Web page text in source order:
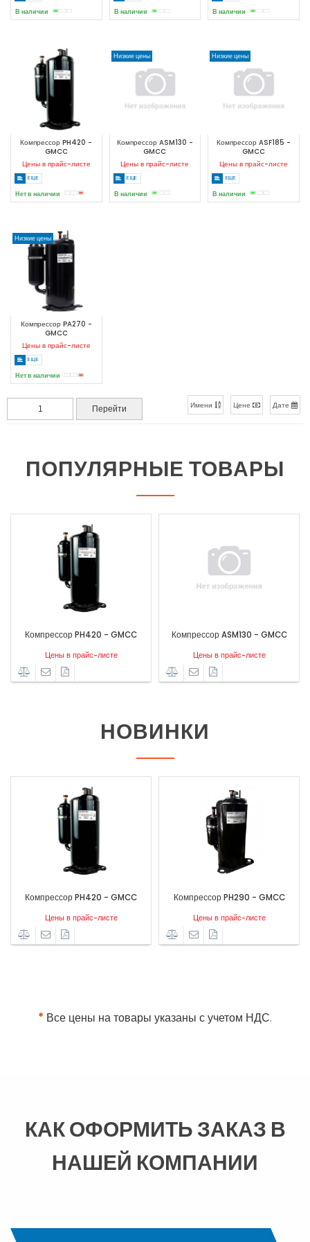
В наличии В наличии В наличии
Компрессор PH420 -
GMCC
Цены в прайс-листе
ЕЩЕ
Нет в наличии
Низкие цены
Компрессор ASM130 -
GMCC
Цены в прайс-листе
ЕЩЕ
В наличии
Низкие цены
Компрессор ASF185 -
GMCC
Цены в прайс-листе
ЕЩЕ
В наличии
Низкие цены
Компрессор PA270 -
GMCC
Цены в прайс-листе
ЕЩЕ
Нет в наличии
Имени Цене Дате
ПОПУЛЯРНЫЕ ТОВАРЫ
Компрессор PH420 - GMCC
Цены в прайс-листе
Компрессор ASM130 - GMCC
Цены в прайс-листе
НОВИНКИ
Компрессор PH420 - GMCC
Цены в прайс-листе
Компрессор PH290 - GMCC
Цены в прайс-листе
* Все цены на товары указаны с учетом НДС.
КАК ОФОРМИТЬ ЗАКАЗ В
НАШЕЙ КОМПАНИИ